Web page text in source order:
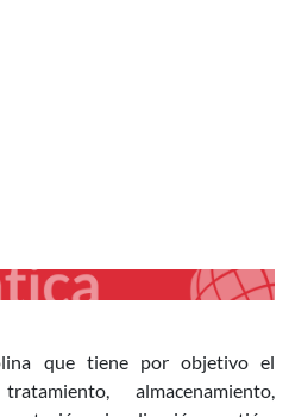
que tiene por objetivo el
almacenamiento,